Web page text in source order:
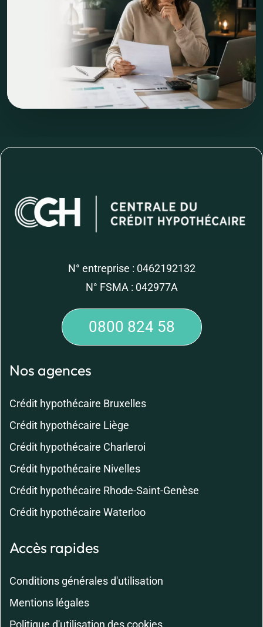
N° entreprise : 0462192132
N° FSMA : 042977A
0800 824 58
Nos agences
Crédit hypothécaire Bruxelles
Crédit hypothécaire Liège
Crédit hypothécaire Charleroi
Crédit hypothécaire Nivelles
Crédit hypothécaire Rhode-Saint-Genèse
Crédit hypothécaire Waterloo
Accès rapides
Conditions générales d'utilisation
Mentions légales